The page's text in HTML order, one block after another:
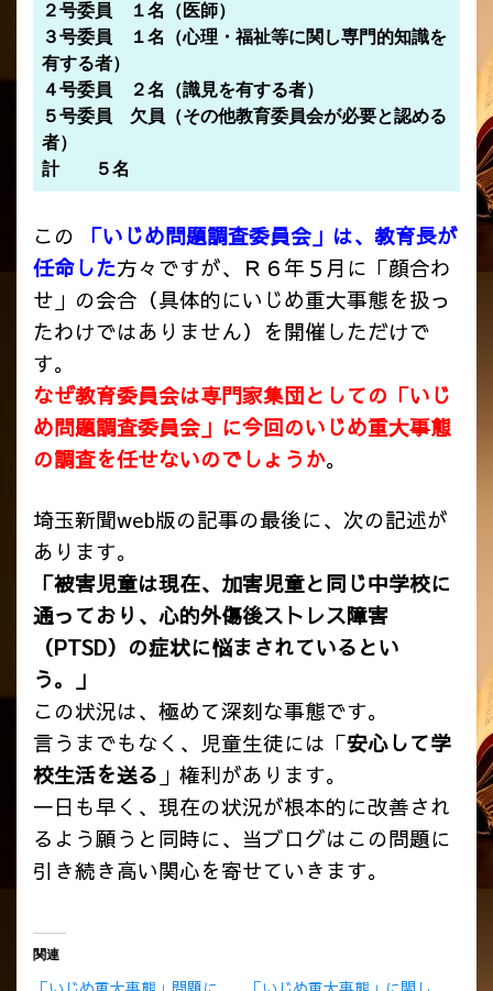
２号委員 １名（医師）
３号委員 １名（心理・福祉等に関し専門的知識を
有する者）
４号委員 ２名（識見を有する者）
５号委員 欠員（その他教育委員会が必要と認める
者）
計 ５名
この
「いじめ問題調査委員会」は、教育長が
任命した方々ですが、Ｒ６年５月に「顔合わ
せ」の会合（具体的にいじめ重大事態を扱っ
たわけではありません）を開催しただけで
す。
なぜ教育委員会は専門家集団としての「いじ
め問題調査委員会」に今回のいじめ重大事態
の調査を任せないのでしょうか。
埼玉新聞web版の記事の最後に、次の記述が
あります。
「被害児童は現在、加害児童と同じ中学校に
通っており、心的外傷後ストレス障害
（PTSD）の症状に悩まされているとい
う。」
この状況は、極めて深刻な事態です。
言うまでもなく、児童生徒には「安心して学
校生活を送る 」権利があります。
一日も早く、現在の状況が根本的に改善され
るよう願うと同時に、当ブログはこの問題に
引き続き高い関心を寄せていきます。
関連